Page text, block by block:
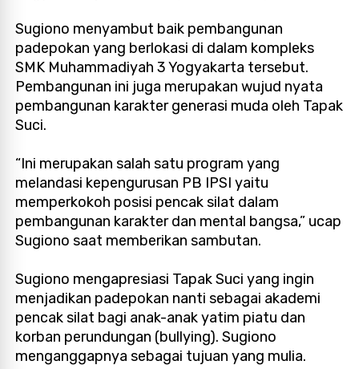
Sugiono menyambut baik pembangunan
padepokan yang berlokasi di dalam kompleks
SMK Muhammadiyah 3 Yogyakarta tersebut.
Pembangunan ini juga merupakan wujud nyata
pembangunan karakter generasi muda oleh Tapak
Suci.
“Ini merupakan salah satu program yang
melandasi kepengurusan PB IPSI yaitu
memperkokoh posisi pencak silat dalam
pembangunan karakter dan mental bangsa,” ucap
Sugiono saat memberikan sambutan.
Sugiono mengapresiasi Tapak Suci yang ingin
menjadikan padepokan nanti sebagai akademi
pencak silat bagi anak-anak yatim piatu dan
korban perundungan (bullying). Sugiono
menganggapnya sebagai tujuan yang mulia.